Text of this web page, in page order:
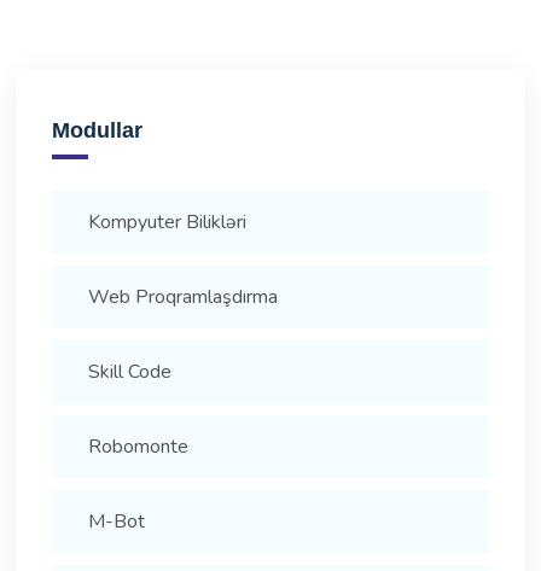
Modullar
Kompyuter Bilikləri
Web Proqramlaşdırma
Skill Code
Robomonte
M-Bot